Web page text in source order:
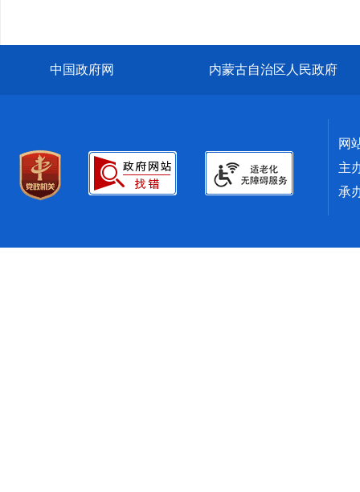
中国政府网 内蒙古自治区人民政府
网
主
承